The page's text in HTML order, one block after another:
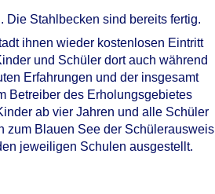
Die Stahlbecken sind bereits fertig.
ihnen wieder kostenlosen Eintritt
und Schüler dort auch während
Erfahrungen und der insgesamt
Betreiber des Erholungsgebietes
ab vier Jahren und alle Schüler
zum Blauen See der Schülerausweis
jeweiligen Schulen ausgestellt.